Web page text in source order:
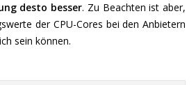
desto besser. Zu Beachten ist aber,
der CPU-Cores bei den Anbietern
sein können.